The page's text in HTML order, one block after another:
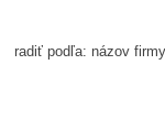
radiť podľa: názov